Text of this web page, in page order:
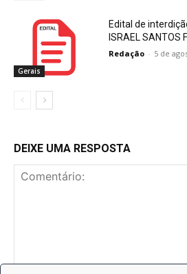
Gerais
Edital de
ISRAEL SANTOS
Redação - 5 de
DEIXE UMA RESPOSTA